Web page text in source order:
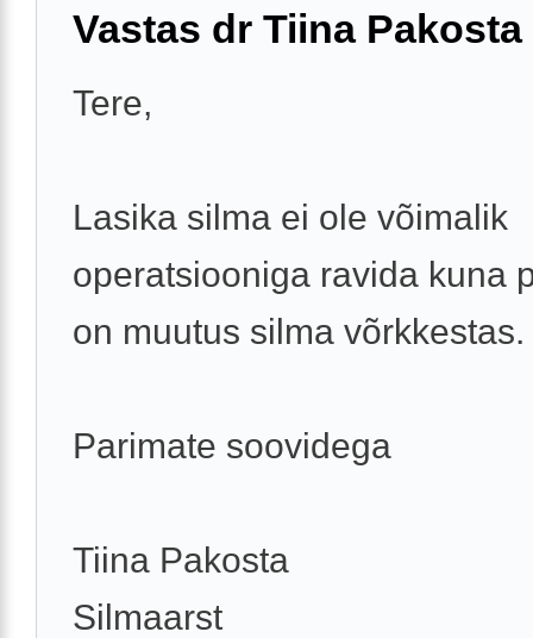
Vastas dr Tiina Pakosta
Tere,
Lasika silma ei ole võimalik
operatsiooniga ravida kuna
on muutus silma võrkkestas.
Parimate soovidega
Tiina Pakosta
Silmaarst